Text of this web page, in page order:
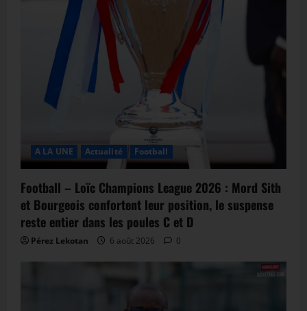
A LA UNE Actualité Football
Football – Loïc Champions League 2026 : Mord Sith
et Bourgeois confortent leur position, le suspense
reste entier dans les poules C et D
Pérez Lekotan 6 août 2026 0